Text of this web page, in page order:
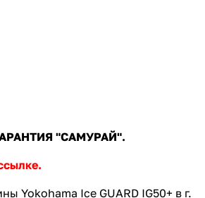
"САМУРАЙ".
Yokohama Ice GUARD IG50+ в г.